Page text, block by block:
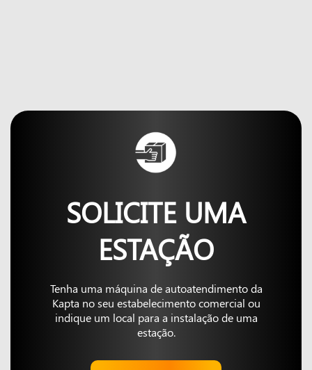
SOLICITE UMA
ESTAÇÃO
Tenha uma máquina de autoatendimento da
Kapta no seu estabelecimento comercial ou
indique um local para a instalação de uma
estação.